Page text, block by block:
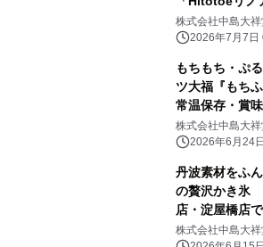
ノアス八尾 地
株式会社中島大祥
2026年7月7日
もちもち・ぷ
ツ大福『もち
常温保存・賞
世界を旅します
株式会社中島大祥
2026年6月24
丹波素材をふ
の贅沢かき氷
店・淀屋橋店
株式会社中島大祥